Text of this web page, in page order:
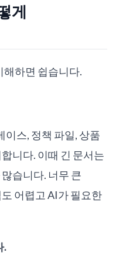
게
해하면 쉽습니다.
이스, 정책 파일, 상품
니다. 이때 긴 문서는
습니다. 너무 큰
어렵고 AI가 필요한
.